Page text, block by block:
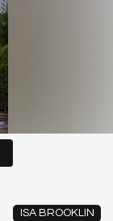
ISA BROOKLIN